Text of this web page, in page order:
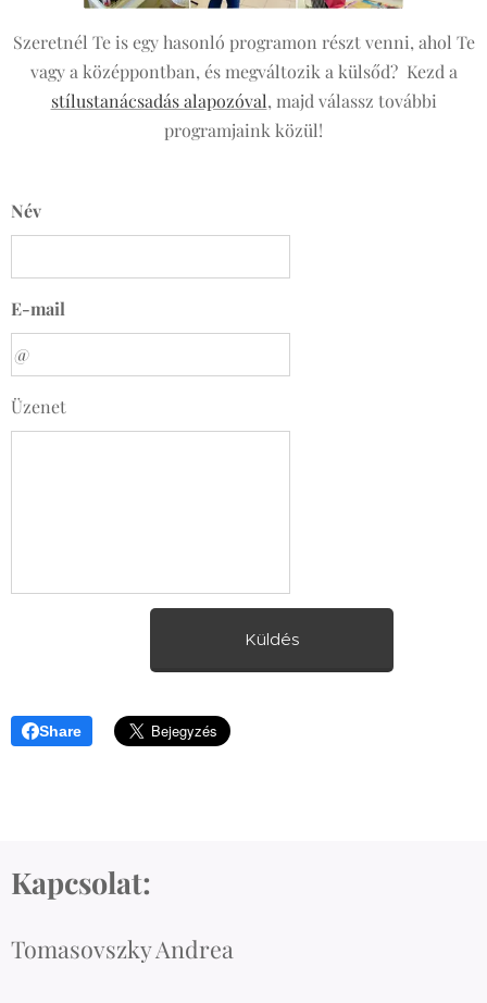
Szeretnél Te is egy hasonló programon részt venni, ahol Te
vagy a középpontban, és megváltozik a külsőd? Kezd a
stílustanácsadás alapozóval, majd válassz további
programjaink közül!
Név
E-mail
Üzenet
Küldés
Share
Kapcsolat:
Tomasovszky Andrea